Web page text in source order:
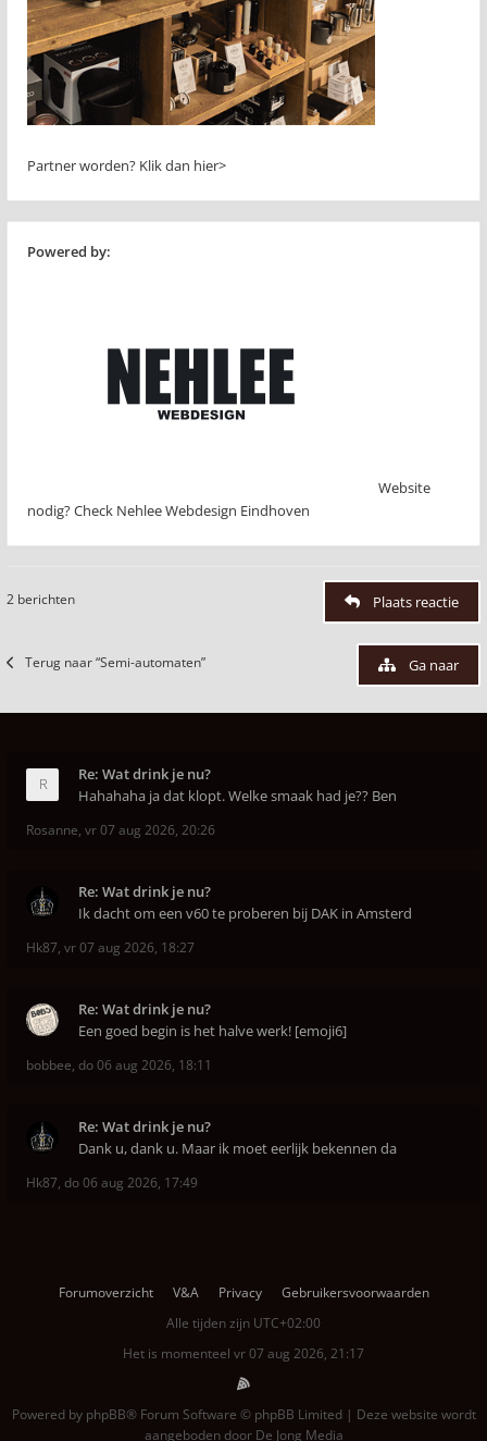
Partner worden? Klik dan hier>
Powered by:
Website
nodig? Check Nehlee Webdesign Eindhoven
2 berichten Plaats reactie
Terug naar “Semi-automaten” Ga naar
Re: Wat drink je nu?
Hahahaha ja dat klopt. Welke smaak had je?? Ben
Rosanne, vr 07 aug 2026, 20:26
Re: Wat drink je nu?
Ik dacht om een v60 te proberen bij DAK in Amsterd
Hk87, vr 07 aug 2026, 18:27
Re: Wat drink je nu?
Een goed begin is het halve werk! [emoji6]
bobbee, do 06 aug 2026, 18:11
Re: Wat drink je nu?
Dank u, dank u. Maar ik moet eerlijk bekennen da
Hk87, do 06 aug 2026, 17:49
Forumoverzicht V&A Privacy
Gebruikersvoorwaarden
Alle tijden zijn UTC+02:00
Het is momenteel vr 07 aug 2026, 21:17
Powered by phpBB® Forum Software © phpBB Limited | Deze website wordt
aangeboden door De Jong Media